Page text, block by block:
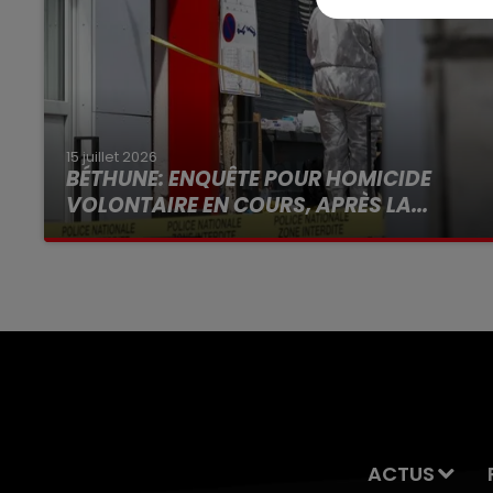
15 juillet 2026
BÉTHUNE: ENQUÊTE POUR HOMICIDE
VOLONTAIRE EN COURS, APRÈS LA...
Selon les premiers éléments, le logement
ACTUS